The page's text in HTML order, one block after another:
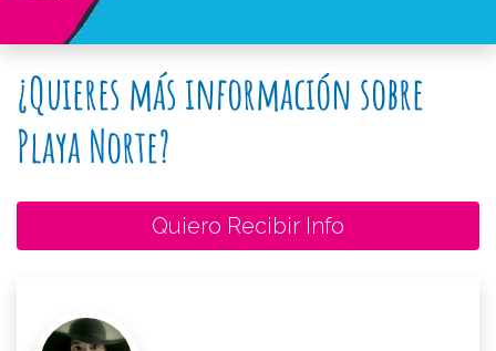
¿Quieres más información sobre
Playa Norte?
Quiero Recibir Info